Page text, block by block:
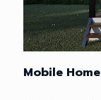
Mobile Home